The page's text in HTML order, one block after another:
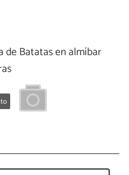
de Batatas en almíbar